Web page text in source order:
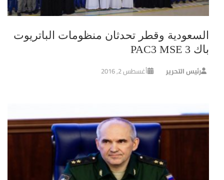
السعودية وقطر تحدثان منظومات الباتريوت
باك 3 PAC3 MSE
رئيس التحرير أغسطس 2, 2016